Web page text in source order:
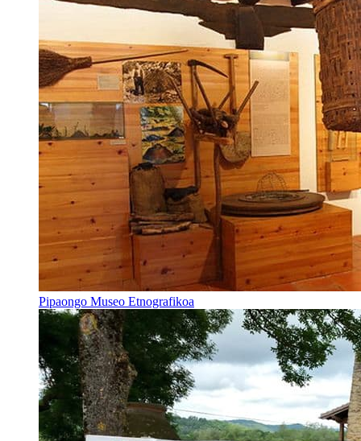
Pipaongo Museo Etnografikoa